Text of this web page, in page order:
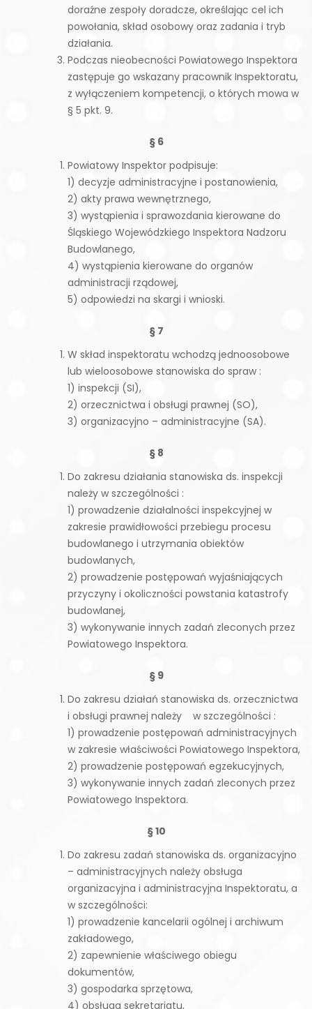
doraźne zespoły doradcze, określając cel ich
powołania, skład osobowy oraz zadania i tryb
działania.
Podczas nieobecności Powiatowego Inspektora
zastępuje go wskazany pracownik Inspektoratu,
z wyłączeniem kompetencji, o których mowa w
§ 5 pkt. 9.
§ 6
Powiatowy Inspektor podpisuje:
1) decyzje administracyjne i postanowienia,
2) akty prawa wewnętrznego,
3) wystąpienia i sprawozdania kierowane do
Śląskiego Wojewódzkiego Inspektora Nadzoru
Budowlanego,
4) wystąpienia kierowane do organów
administracji rządowej,
5) odpowiedzi na skargi i wnioski.
§ 7
W skład inspektoratu wchodzą jednoosobowe
lub wieloosobowe stanowiska do spraw :
1) inspekcji (SI),
2) orzecznictwa i obsługi prawnej (SO),
3) organizacyjno – administracyjne (SA).
§ 8
Do zakresu działania stanowiska ds. inspekcji
należy w szczególności :
1) prowadzenie działalności inspekcyjnej w
zakresie prawidłowości przebiegu procesu
budowlanego i utrzymania obiektów
budowlanych,
2) prowadzenie postępowań wyjaśniających
przyczyny i okoliczności powstania katastrofy
budowlanej,
3) wykonywanie innych zadań zleconych przez
Powiatowego Inspektora.
§ 9
Do zakresu działań stanowiska ds. orzecznictwa
i obsługi prawnej należy w szczególności :
1) prowadzenie postępowań administracyjnych
w zakresie właściwości Powiatowego Inspektora,
2) prowadzenie postępowań egzekucyjnych,
3) wykonywanie innych zadań zleconych przez
Powiatowego Inspektora.
§ 10
Do zakresu zadań stanowiska ds. organizacyjno
– administracyjnych należy obsługa
organizacyjna i administracyjna Inspektoratu, a
w szczególności:
1) prowadzenie kancelarii ogólnej i archiwum
zakładowego,
2) zapewnienie właściwego obiegu
dokumentów,
3) gospodarka sprzętowa,
4) obsługa sekretariatu,